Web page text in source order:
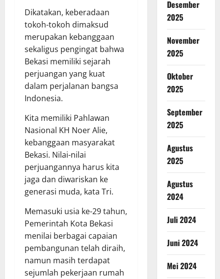
Dikatakan, keberadaan
tokoh-tokoh dimaksud
merupakan kebanggaan
sekaligus pengingat bahwa
Bekasi memiliki sejarah
perjuangan yang kuat
dalam perjalanan bangsa
Indonesia.
Kita memiliki Pahlawan
Nasional KH Noer Alie,
kebanggaan masyarakat
Bekasi. Nilai-nilai
perjuangannya harus kita
jaga dan diwariskan ke
generasi muda, kata Tri.
Memasuki usia ke-29 tahun,
Pemerintah Kota Bekasi
menilai berbagai capaian
pembangunan telah diraih,
namun masih terdapat
sejumlah pekerjaan rumah
Desember
2025
November
2025
Oktober
2025
September
2025
Agustus
2025
Agustus
2024
Juli 2024
Juni 2024
Mei 2024